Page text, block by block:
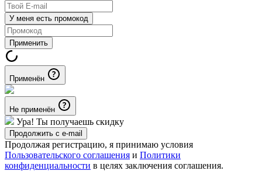
У меня есть промокод
Применить
Применён
Не применён
Ура! Ты получаешь скидку
Продолжить с e-mail
Продолжая регистрацию, я принимаю условия
Пользовательского соглашения и Политики
конфиденциальности в целях заключения соглашения.